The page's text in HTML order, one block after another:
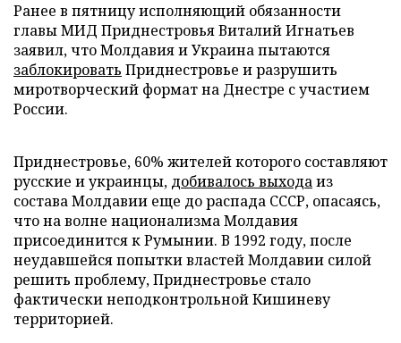
Ранее в пятницу исполняющий обязанности
главы МИД Приднестровья Виталий Игнатьев
заявил, что Молдавия и Украина пытаются
заблокировать Приднестровье и разрушить
миротворческий формат на Днестре с участием
России.
Приднестровье, 60% жителей которого составляют
русские и украинцы, добивалось выходаиз
состава Молдавии еще до распада СССР, опасаясь,
что на волне национализма Молдавия
присоединится к Румынии. В 1992 году, после
неудавшейся попытки властей Молдавии силой
решить проблему, Приднестровье стало
фактически неподконтрольной Кишиневу
территорией.